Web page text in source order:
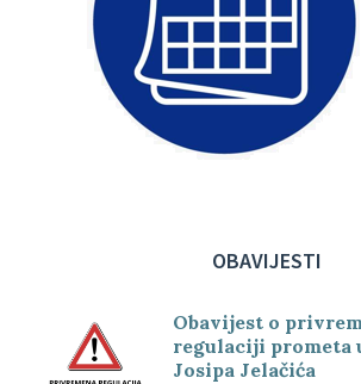
OBAVIJESTI
Obavijest o
regulaciji prometa
Josipa Jelačića